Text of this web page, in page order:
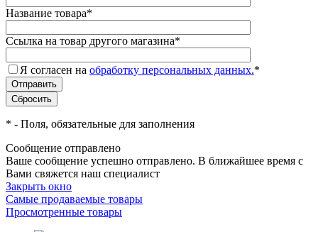
Название товара*
Ссылка на товар другого магазина*
Я согласен на обработку персональных данных.*
* - Поля, обязательные для заполнения
Сообщение отправлено
Ваше сообщение успешно отправлено. В ближайшее время с
Вами свяжется наш специалист
Закрыть окно
Самые продаваемые товары
Просмотренные товары